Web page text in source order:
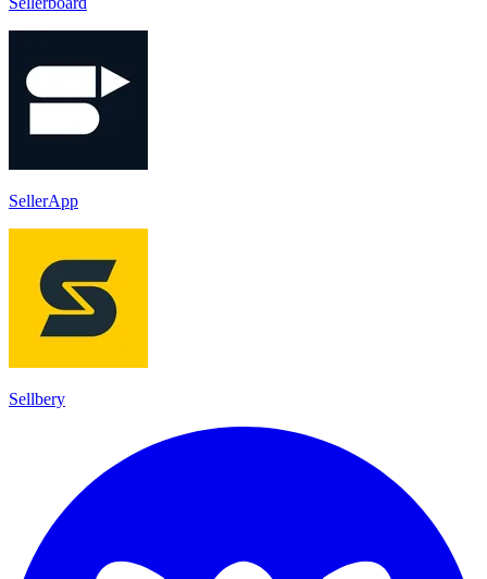
SellerApp
Sellbery